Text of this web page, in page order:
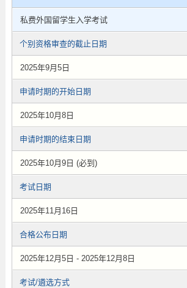
私费外国留学生入学考试
个别资格审查的截止日期
2025年9月5日
申请时期的开始日期
2025年10月8日
申请时期的结束日期
2025年10月9日 (必到)
考试日期
2025年11月16日
合格公布日期
2025年12月5日 - 2025年12月8日
考试/遴选方式